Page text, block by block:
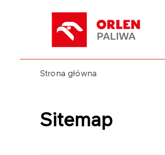
Strona główna
Sitemap